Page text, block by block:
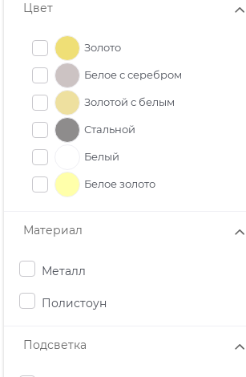
Цвет
Золото
Белое с серебром
Золотой с белым
Стальной
Белый
Белое золото
Материал
Металл
Полистоун
Подсветка